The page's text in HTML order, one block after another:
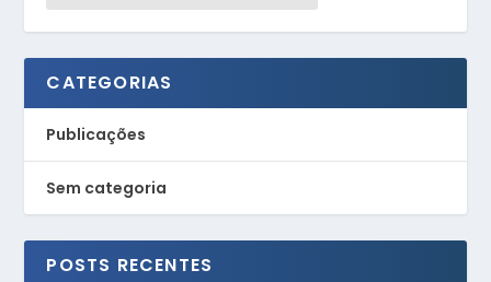
CATEGORIAS
Publicações
Sem categoria
POSTS RECENTES